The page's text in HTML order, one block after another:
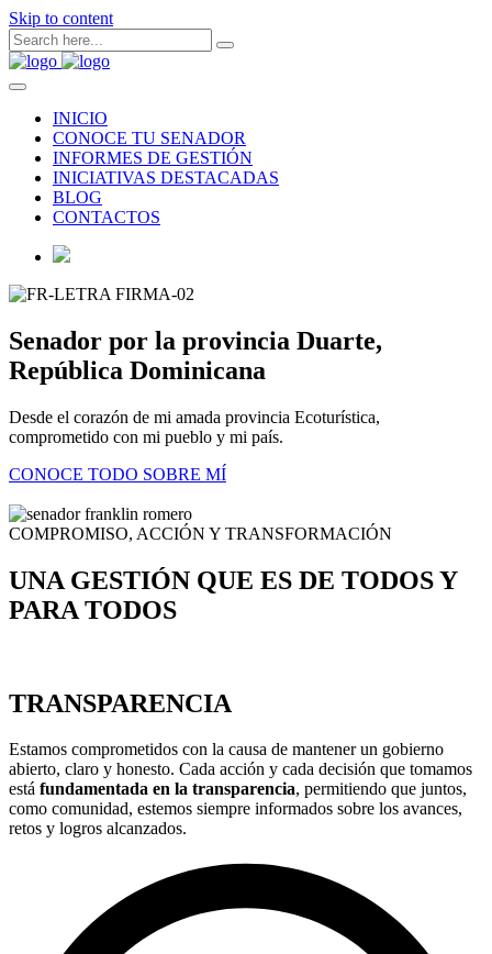
Skip to content
INICIO
CONOCE TU SENADOR
INFORMES DE GESTIÓN
INICIATIVAS DESTACADAS
BLOG
CONTACTOS
Senador por la provincia Duarte,
República Dominicana
Desde el corazón de mi amada provincia Ecoturística,
comprometido con mi pueblo y mi país.
CONOCE TODO SOBRE MÍ
COMPROMISO, ACCIÓN Y TRANSFORMACIÓN
UNA GESTIÓN QUE ES DE TODOS Y
PARA TODOS
TRANSPARENCIA
Estamos comprometidos con la causa de mantener un gobierno
abierto, claro y honesto. Cada acción y cada decisión que tomamos
está fundamentada en la transparencia, permitiendo que juntos,
como comunidad, estemos siempre informados sobre los avances,
retos y logros alcanzados.